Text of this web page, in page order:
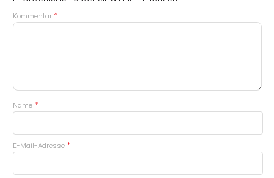
Kommentar *
Name *
E-Mail-Adresse *